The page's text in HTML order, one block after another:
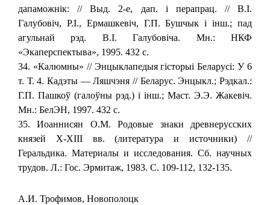
дапаможнiк: // Выд. 2-е, дап. i перапрац. // В.I.
Галубовiч, Р.I., Ермашкевiч, Г.П. Бушчык i iнш.; пад
агульнай рэд. В.I. Галубовiча. Мн.: НКФ
«Экаперспектыва», 1995. 432 с.
34. «Калюмны» // Энцыклапедыя гiсторыi Беларусi: У 6
т. Т. 4. Кадэты — Ляшчэня // Беларус. Энцыкл.; Рэдкал.:
Г.П. Пашкоў (галоўны рэд.) i iнш.; Маcт. Э.Э. Жакевiч.
Мн.: БелЭН, 1997. 432 с.
35. Иоаннисян О.М. Родовые знаки древнерусских
князей X-XIII вв. (литература и источники) //
Геральдика. Материалы и исследования. Сб. научных
трудов. Л.: Гос. Эрмитаж, 1983. С. 109-112, 132-135.
А.И. Трофимов, Новополоцк